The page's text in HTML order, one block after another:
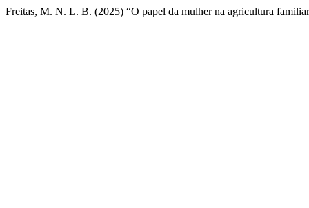
Freitas, M. N. L. B. (2025) “O papel da mulher na agricultura